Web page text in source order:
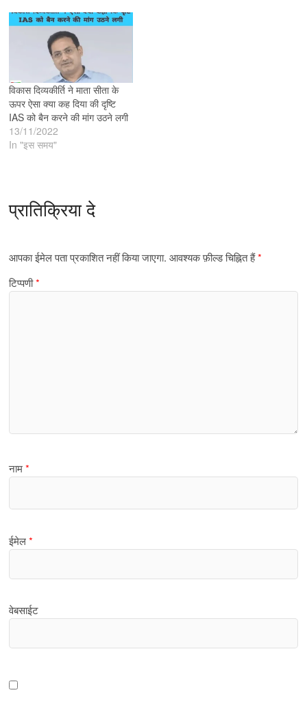
विकास दिव्यकीर्ति ने माता सीता के
ऊपर ऐसा क्या कह दिया की दृष्टि
IAS को बैन करने की मांग उठने लगी
13/11/2022
In "इस समय"
प्रातिक्रिया दे
आपका ईमेल पता प्रकाशित नहीं किया जाएगा. आवश्यक फ़ील्ड चिह्नित हैं*
टिप्पणी*
नाम*
ईमेल*
वेबसाईट